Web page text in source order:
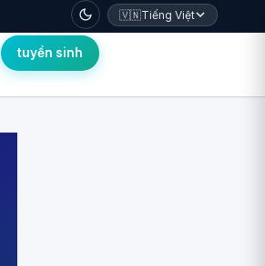
🇻🇳Tiếng Việt
tuyển sinh